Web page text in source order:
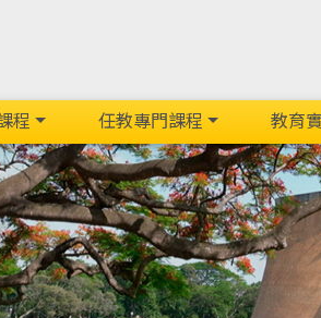
程 任教專門課程 教育